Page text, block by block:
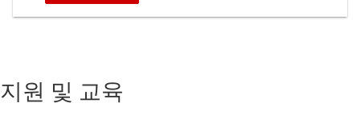
지원 및 교육